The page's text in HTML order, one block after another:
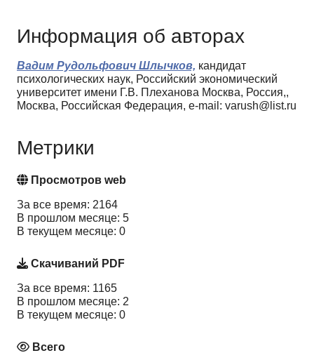
Информация об авторах
Вадим Рудольфович Шлычков, кандидат
психологических наук, Российский экономический
университет имени Г.В. Плеханова Москва, Россия,,
Москва, Российская Федерация, e-mail: varush@list.ru
Метрики
Просмотров web
За все время: 2164
В прошлом месяце: 5
В текущем месяце: 0
Скачиваний PDF
За все время: 1165
В прошлом месяце: 2
В текущем месяце: 0
Всего